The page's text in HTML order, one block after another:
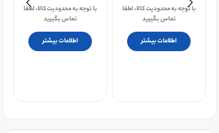
با توجه به محدودیت کالا، لطفا
تماس بگیرید
اطلاعات بیشتر
با توجه به محدودیت کالا، لطفا
تماس بگیرید
اطلاعات بیشتر